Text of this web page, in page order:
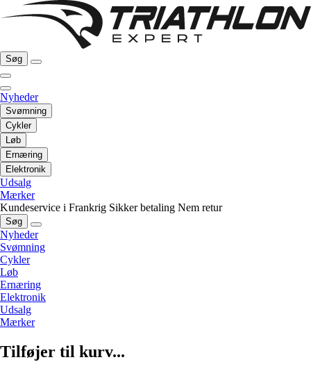
Søg
Nyheder
Svømning
Cykler
Løb
Ernæring
Elektronik
Udsalg
Mærker
Kundeservice i Frankrig Sikker betaling Nem retur
Søg
Nyheder
Svømning
Cykler
Løb
Ernæring
Elektronik
Udsalg
Mærker
Tilføjer til kurv...